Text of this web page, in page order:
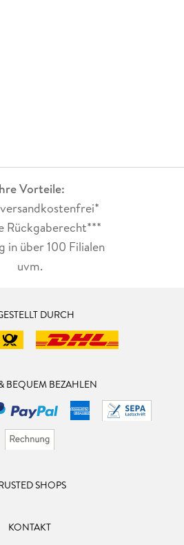
Vorteile:
Rückgaberecht***
in über 100 Filialen
uvm.
DURCH
BEQUEM BEZAHLEN
SHOPS
KONTAKT